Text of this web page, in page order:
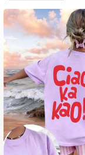
4,90
4,90
4,90
4,90